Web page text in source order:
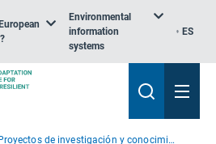
Environmental
information
systems
ES
Proyectos de investigación y conocimiento